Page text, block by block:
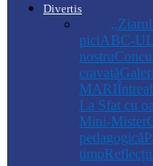
Divertis
piciABC-
nostru
cravată
MARI
La Sfat cu
Mini-Mister
pedagogică
timpReflecții